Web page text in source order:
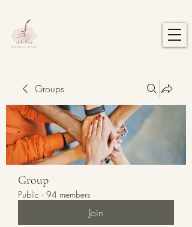
Groups
Group
Public · 94 members
Join